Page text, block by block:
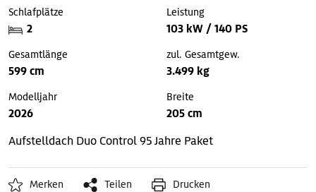
Schlafplätze
2
Leistung
103 kW / 140 PS
Gesamtlänge
599 cm
zul. Gesamtgew.
3.499 kg
Modelljahr
2026
Breite
205 cm
Aufstelldach Duo Control95 Jahre Paket
Merken Teilen Drucken